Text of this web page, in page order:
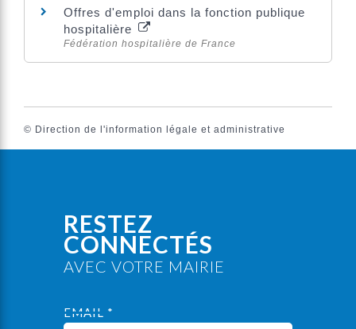
Offres d'emploi dans la fonction publique
hospitalière
Fédération hospitalière de France
© Direction de l'information légale et administrative
RESTEZ
CONNECTÉS
AVEC VOTRE MAIRIE
EMAIL *